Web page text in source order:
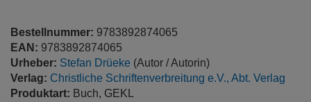
Bestellnummer: 9783892874065
EAN: 9783892874065
Urheber: Stefan Drüeke (Autor / Autorin)
Verlag: Christliche Schriftenverbreitung e.V., Abt. Verlag
Produktart: Buch, GEKL